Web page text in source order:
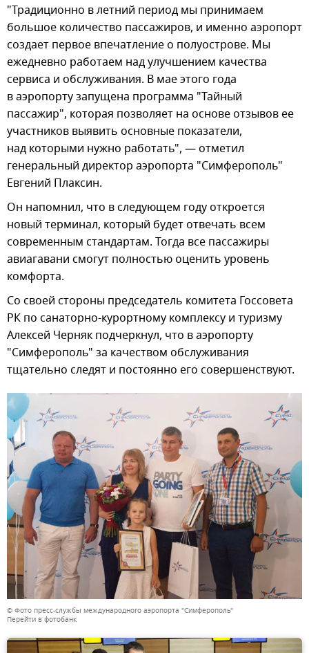
"Традиционно в летний период мы принимаем
большое количество пассажиров, и именно аэропорт
создает первое впечатление о полуострове. Мы
ежедневно работаем над улучшением качества
сервиса и обслуживания. В мае этого года
в аэропорту запущена программа "Тайный
пассажир", которая позволяет на основе отзывов ее
участников выявить основные показатели,
над которыми нужно работать", — отметил
генеральный директор аэропорта "Симферополь"
Евгений Плаксин.
Он напомнил, что в следующем году откроется
новый терминал, который будет отвечать всем
современным стандартам. Тогда все пассажиры
авиагавани смогут полностью оценить уровень
комфорта.
Со своей стороны председатель комитета Госсовета
РК по санаторно-курортному комплексу и туризму
Алексей Черняк подчеркнул, что в аэропорту
"Симферополь" за качеством обслуживания
тщательно следят и постоянно его совершенствуют.
© Фото пресс-службы международного аэропорта "Симферополь"
Перейти в фотобанк